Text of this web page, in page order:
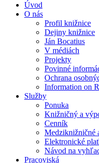
Úvod
O nás
Profil knižnice
Dejiny knižnice
Ján Bocatius
V médiách
Projekty
Povinné
Ochrana
Information on
Služby
Ponuka
Knižničný a
Cenník
Medziknižničné
Elektronické
Návod na
Pracoviská